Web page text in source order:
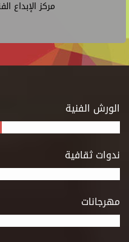
مركز الإبداع
الورش الفنية
ندوات ثقافية
مهرجانات